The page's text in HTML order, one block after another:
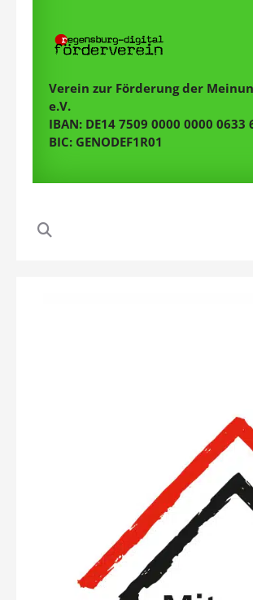
Verein zur Förderung der
e.V.
IBAN: DE14 7509 0000 0000 0633
BIC: GENODEF1R01